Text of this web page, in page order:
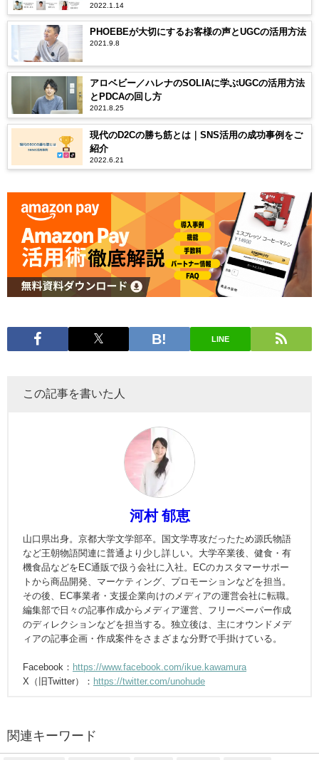
ト】
2022.1.14
PHOEBEが大切にするお客様の声とUGCの活用方法
2021.9.8
アロベビー／ハレナのSOLIAに学ぶUGCの活用方法
とPDCAの回し方
2021.8.25
現代のD2Cの勝ち筋とは｜SNS活用の成功事例をご
紹介
2022.6.21
LINE
この記事を書いた人
河村 郁恵
山口県出身。京都大学文学部卒。国文学専攻だったため源氏物語
など王朝物語関連に普通より少し詳しい。大学卒業後、健食・有
機食品などをEC通販で扱う会社に入社。ECのカスタマーサポー
トから商品開発、マーケティング、プロモーションなどを担当。
その後、EC事業者・支援企業向けのメディアの運営会社に転職。
編集部で日々の記事作成からメディア運営、フリーペーパー作成
のディレクションなどを担当する。独立後は、主にオウンドメデ
ィアの記事企画・作成案件をさまざまな分野で手掛けている。
Facebook： https://www.facebook.com/ikue.kawamura
X（旧Twitter）： https://twitter.com/unohude
関連キーワード